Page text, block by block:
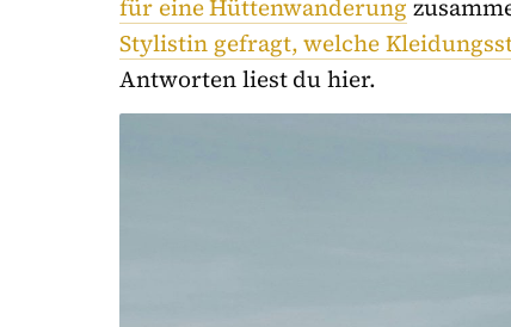
für eine Hüttenwanderung
Stylistin gefragt, welche
Antworten liest du hier.